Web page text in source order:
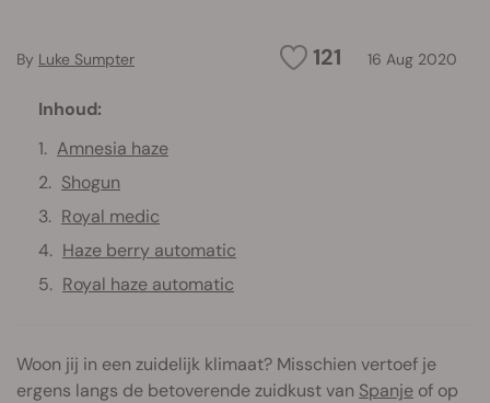
121 16 Aug 2020
By Luke Sumpter
Inhoud:
Amnesia haze
Shogun
Royal medic
Haze berry automatic
Royal haze automatic
Woon jij in een zuidelijk klimaat? Misschien vertoef je
ergens langs de betoverende zuidkust van Spanje of op